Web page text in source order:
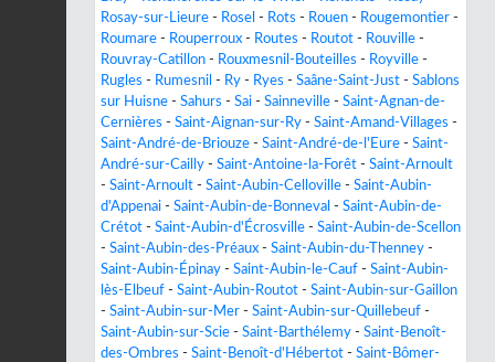
Rosay-sur-Lieure - Rosel - Rots - Rouen - Rougemontier -
Roumare - Rouperroux - Routes - Routot - Rouville -
Rouvray-Catillon - Rouxmesnil-Bouteilles - Royville -
Rugles - Rumesnil - Ry - Ryes - Saâne-Saint-Just - Sablons
sur Huisne - Sahurs - Sai - Sainneville - Saint-Agnan-de-
Cernières - Saint-Aignan-sur-Ry - Saint-Amand-Villages -
Saint-André-de-Briouze - Saint-André-de-l'Eure - Saint-
André-sur-Cailly - Saint-Antoine-la-Forêt - Saint-Arnoult
- Saint-Arnoult - Saint-Aubin-Celloville - Saint-Aubin-
d'Appenai - Saint-Aubin-de-Bonneval - Saint-Aubin-de-
Crétot - Saint-Aubin-d'Écrosville - Saint-Aubin-de-Scellon
- Saint-Aubin-des-Préaux - Saint-Aubin-du-Thenney -
Saint-Aubin-Épinay - Saint-Aubin-le-Cauf - Saint-Aubin-
lès-Elbeuf - Saint-Aubin-Routot - Saint-Aubin-sur-Gaillon
- Saint-Aubin-sur-Mer - Saint-Aubin-sur-Quillebeuf -
Saint-Aubin-sur-Scie - Saint-Barthélemy - Saint-Benoît-
des-Ombres - Saint-Benoît-d'Hébertot - Saint-Bômer-